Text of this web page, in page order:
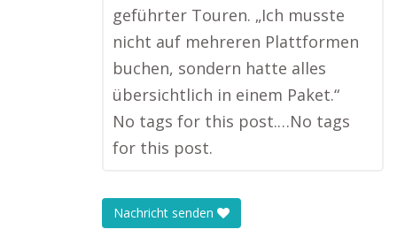
geführter Touren. „Ich musste
nicht auf mehreren Plattformen
buchen, sondern hatte alles
übersichtlich in einem Paket.“
No tags for this post.…No tags
for this post.
Nachricht senden